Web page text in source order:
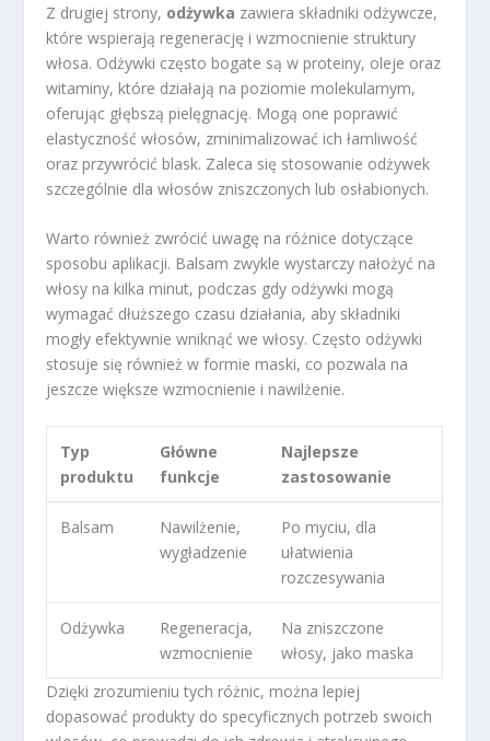
Z drugiej strony, odżywka zawiera składniki odżywcze,
które wspierają regenerację i wzmocnienie struktury
włosa. Odżywki często bogate są w proteiny, oleje oraz
witaminy, które działają na poziomie molekularnym,
oferując głębszą pielęgnację. Mogą one poprawić
elastyczność włosów, zminimalizować ich łamliwość
oraz przywrócić blask. Zaleca się stosowanie odżywek
szczególnie dla włosów zniszczonych lub osłabionych.
Warto również zwrócić uwagę na różnice dotyczące
sposobu aplikacji. Balsam zwykle wystarczy nałożyć na
włosy na kilka minut, podczas gdy odżywki mogą
wymagać dłuższego czasu działania, aby składniki
mogły efektywnie wniknąć we włosy. Często odżywki
stosuje się również w formie maski, co pozwala na
jeszcze większe wzmocnienie i nawilżenie.
Typ
produktu
Główne
funkcje
Najlepsze
zastosowanie
Balsam
Nawilżenie,
wygładzenie
Po myciu, dla
ułatwienia
rozczesywania
Odżywka
Regeneracja,
wzmocnienie
Na zniszczone
włosy, jako maska
Dzięki zrozumieniu tych różnic, można lepiej
dopasować produkty do specyficznych potrzeb swoich